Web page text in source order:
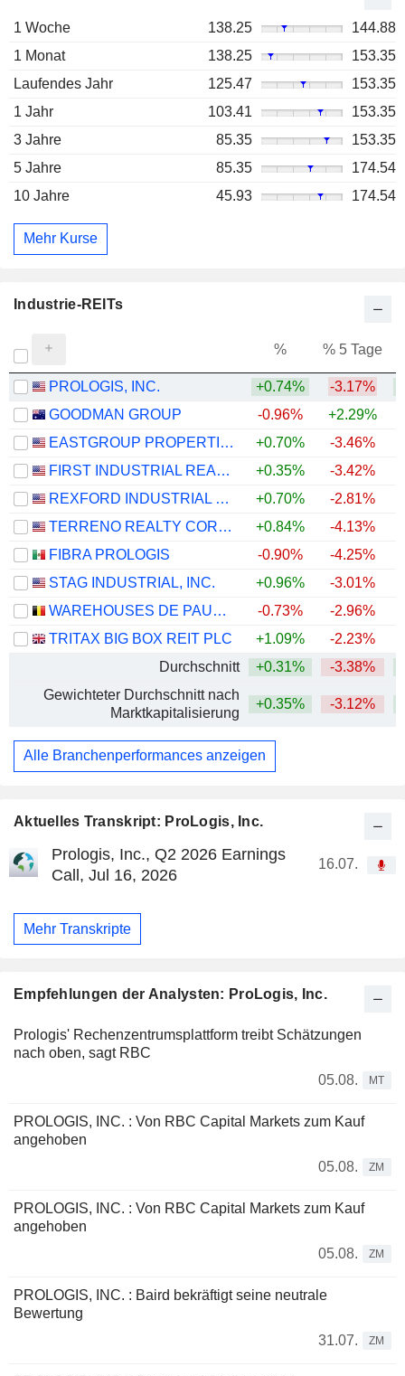
Aktuelles Transkript: ProLogis, Inc.
Prologis, Inc., Q2 2026 Earnings
Call, Jul 16, 2026
16.07.
Mehr Transkripte
Empfehlungen der Analysten: ProLogis, Inc.
Prologis' Rechenzentrumsplattform treibt Schätzungen
nach oben, sagt RBC
05.08.
MT
PROLOGIS, INC. : Von RBC Capital Markets zum Kauf
angehoben
05.08.
ZM
PROLOGIS, INC. : Von RBC Capital Markets zum Kauf
angehoben
05.08.
ZM
PROLOGIS, INC. : Baird bekräftigt seine neutrale
Bewertung
31.07.
ZM
1 Woche 138.25
144.88
1 Monat
138.25
153.35
Laufendes Jahr
125.47
153.35
1 Jahr
103.41
153.35
3 Jahre
85.35
153.35
5 Jahre
85.35
174.54
10 Jahre
45.93 174.54
Mehr Kurse
Industrie-REITs
% % 5 Tage
PROLOGIS, INC. +0.74% -3.17%
GOODMAN GROUP
-0.96% +2.29%
EASTGROUP PROPERTIES, INC.
+0.70% -3.46%
FIRST INDUSTRIAL REALTY TRUST, INC.
+0.35% -3.42%
REXFORD INDUSTRIAL REALTY, INC.
+0.70% -2.81%
TERRENO REALTY CORPORATION
+0.84% -4.13%
FIBRA PROLOGIS
-0.90% -4.25%
STAG INDUSTRIAL, INC.
+0.96% -3.01%
WAREHOUSES DE PAUW SA
-0.73% -2.96%
TRITAX BIG BOX REIT PLC
+1.09% -2.23%
Durchschnitt
+0.31% -3.38%
Gewichteter Durchschnitt nach
Marktkapitalisierung
+0.35% -3.12%
Alle Branchenperformances anzeigen